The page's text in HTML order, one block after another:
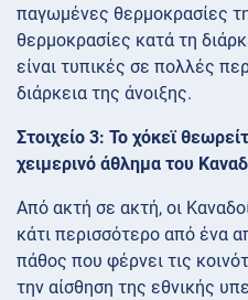
παγωμένες θερμοκρασίες
θερμοκρασίες κατά τη
είναι τυπικές σε πολλές
διάρκεια της άνοιξης.
Στοιχείο 3: Το χόκεϊ
χειμερινό άθλημα του
Από ακτή σε ακτή, οι
κάτι περισσότερο από ένα
πάθος που φέρνει τις
την αίσθηση της εθνικής